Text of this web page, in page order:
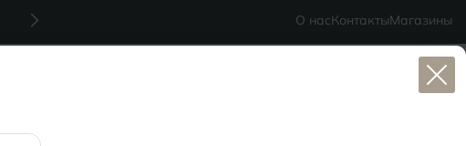
красиво надолго О насКонтактыМагазины